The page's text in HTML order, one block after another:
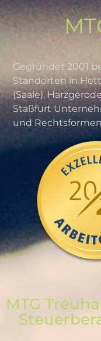
Gegründet 2001
Standorten in
(Saale),
Staßfurt
und
MTG